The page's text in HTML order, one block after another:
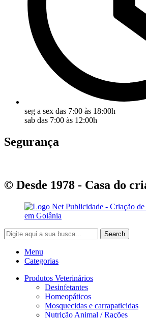
seg a sex das 7:00 às 18:00h
sab das 7:00 às 12:00h
Segurança
© Desde 1978 - Casa do
Search
Menu
Categorias
Produtos Veterinários
Desinfetantes
Homeopáticos
Mosquecidas e carrapaticidas
Nutrição Animal / Rações